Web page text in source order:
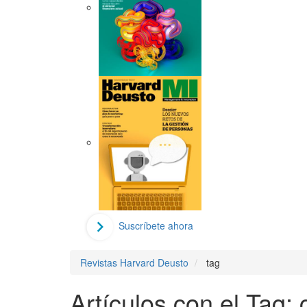
Suscríbete ahora
Revistas Harvard Deusto tag